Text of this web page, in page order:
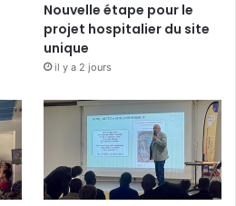
Nouvelle étape pour le
projet hospitalier du site
unique
il y a 2 jours